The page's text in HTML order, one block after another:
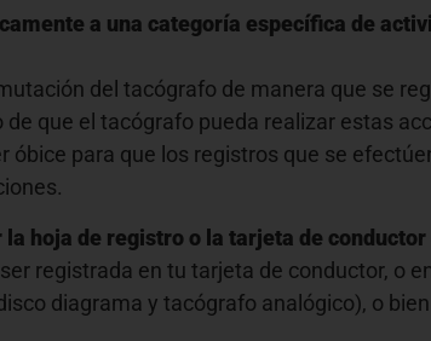
a una categoría específica de
del tacógrafo de manera que se
que el tacógrafo pueda realizar estas
para que los registros que se
hoja de registro o la tarjeta de
registrada en tu tarjeta de conductor, o
diagrama y tacógrafo analógico), o